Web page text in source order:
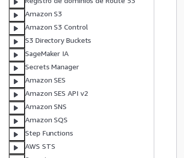
Amazon S3
Amazon S3 Control
S3 Directory Buckets
SageMaker IA
Secrets Manager
Amazon SES
Amazon SES API v2
Amazon SNS
Amazon SQS
Step Functions
AWS STS